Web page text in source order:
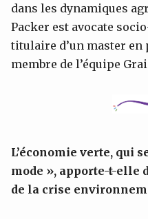
dans les dynamiques
Packer est avocate
titulaire d’un master
membre de l’équipe
L’économie verte, qui
mode », apporte-t-elle
de la crise